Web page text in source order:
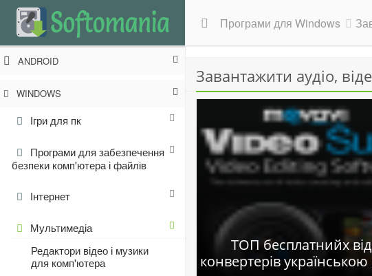
Програми для Windows
Завантажити аудіо,
ТОП бесплатнийх
конвертерів
ANDROID
WINDOWS
Ігри для пк
Програми для забезпечення
безпеки комп'ютера і файлів
Інтернет
Мультимедіа
Редактори відео і музики
для комп'ютера